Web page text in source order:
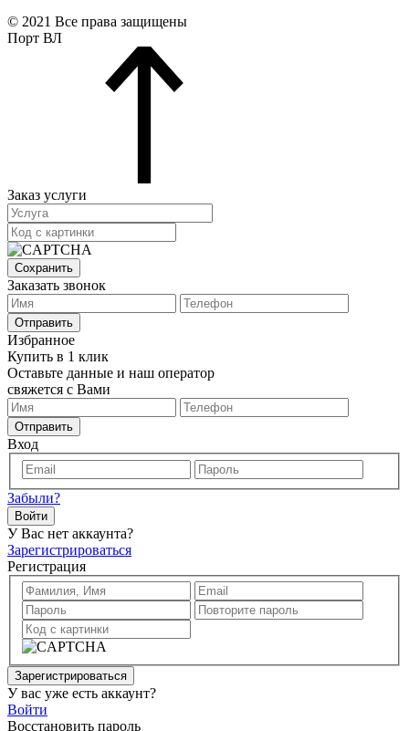
© 2021 Все права защищены
Порт ВЛ
Заказ услуги
Сохранить
Заказать звонок
Отправить
Избранное
Купить в 1 клик
Оставьте данные и наш оператор
свяжется с Вами
Отправить
Вход
Забыли?
Войти
У Вас нет аккаунта?
Зарегистрироваться
Регистрация
Зарегистрироваться
У вас уже есть аккаунт?
Войти
Восстановить пароль